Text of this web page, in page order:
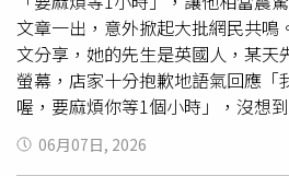
文章一出，意外掀起大批網民共鳴
文分享，她的先生是英國人，某天
螢幕，店家十分抱歉地語氣回應「
喔，要麻煩你等1個小時」，沒想
忍不住驚呼「用這種口氣說，我
曝光後，不少鄉民紛紛在底下留言
06月07日, 2026